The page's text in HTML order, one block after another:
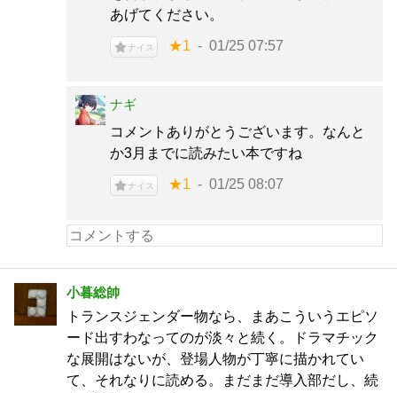
あげてください。
ナイス ★1 01/25 07:57
ナギ
コメントありがとうございます。なんと
か3月までに読みたい本ですね
ナイス ★1 01/25 08:07
小暮総帥
トランスジェンダー物なら、まあこういうエピソ
ード出すわなってのが淡々と続く。ドラマチック
な展開はないが、登場人物が丁寧に描かれてい
て、それなりに読める。まだまだ導入部だし、続